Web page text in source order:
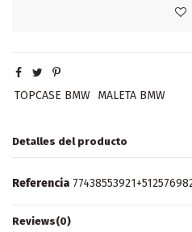
TOPCASE BMW MALETA BMW
Detalles del producto
Referencia
Reviews(0)